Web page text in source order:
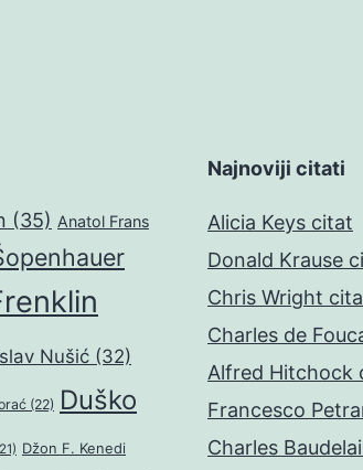
(35) Anatol Frans
Nušić (32)
(22) Duško
Džon F. Kenedi
Najnoviji citati
Alicia Keys citat
Donald Krause
Chris Wright
Charles de
Alfred Hitchock
Francesco
Charles